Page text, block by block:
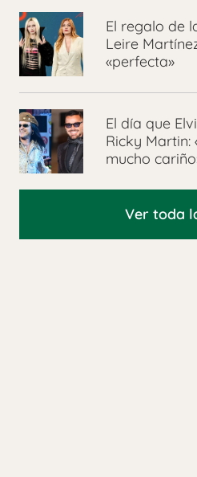
El regalo de
Leire
«perfecta»
El día que
Ricky Martin:
mucho
Ver toda